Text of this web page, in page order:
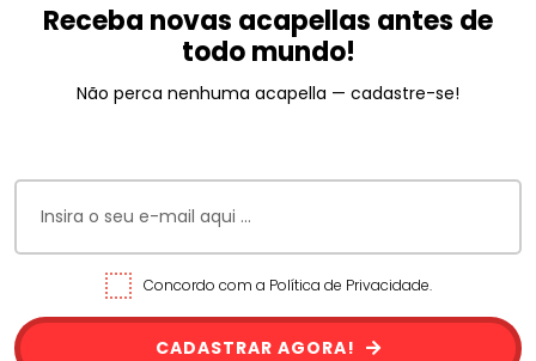
Receba novas acapellas antes de
todo mundo!
Não perca nenhuma acapella — cadastre-se!
Concordo com a Política de Privacidade.
CADASTRAR AGORA!